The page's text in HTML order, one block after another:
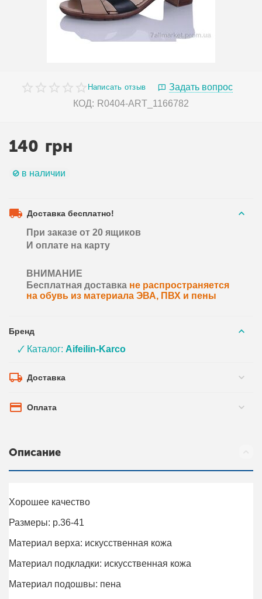
Написать отзыв
Задать вопрос
КОД: R0404-ART_1166782
140 грн
в наличии
Доставка бесплатно!
При заказе от 20 ящиков
И оплате на карту
ВНИМАНИЕ
Бесплатная доставка не распространяется
на обувь из материала ЭВА, ПВХ и пены
Бренд
🗸 Каталог:Aifeilin-Karco
Доставка
Оплата
Описание
Хорошее качество
Размеры: р.36-41
Материал верха: искусственная кожа
Материал подкладки: искусственная кожа
Материал подошвы: пена